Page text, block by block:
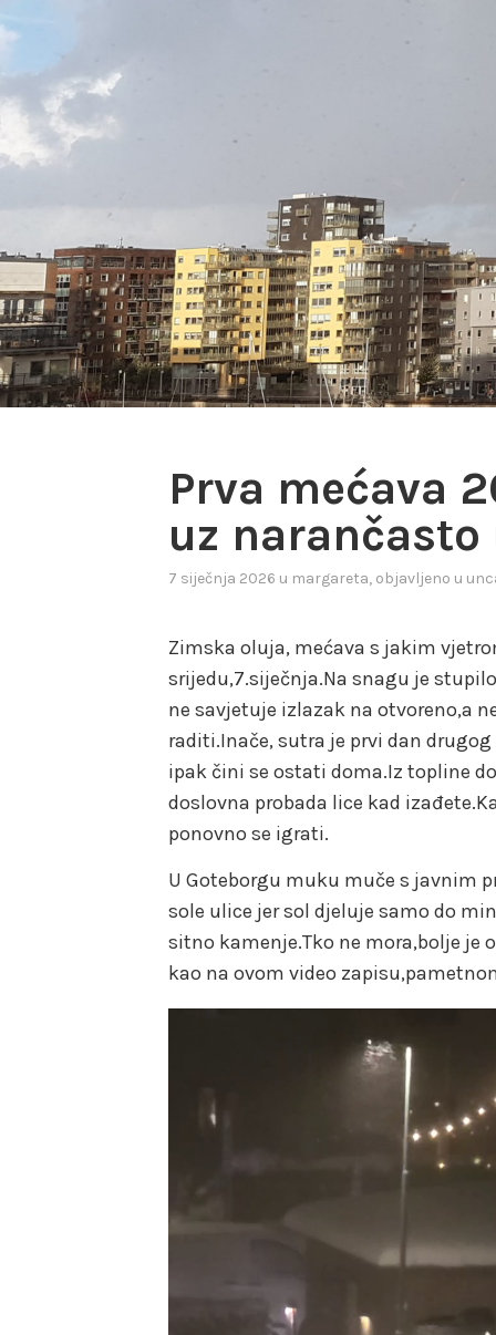
Prva mećava
uz narančasto
7 siječnja 2026 u margareta, objavljeno u
Zimska oluja, mećava s jakim
srijedu,7.siječnja.Na snagu je
ne savjetuje izlazak na otvoreno,a
raditi.Inače, sutra je prvi dan
ipak čini se ostati doma.Iz topline
doslovna probada lice kad
ponovno se igrati.
U Goteborgu muku muče s javnim
sole ulice jer sol djeluje samo do
sitno kamenje.Tko ne mora,bolje je
kao na ovom video